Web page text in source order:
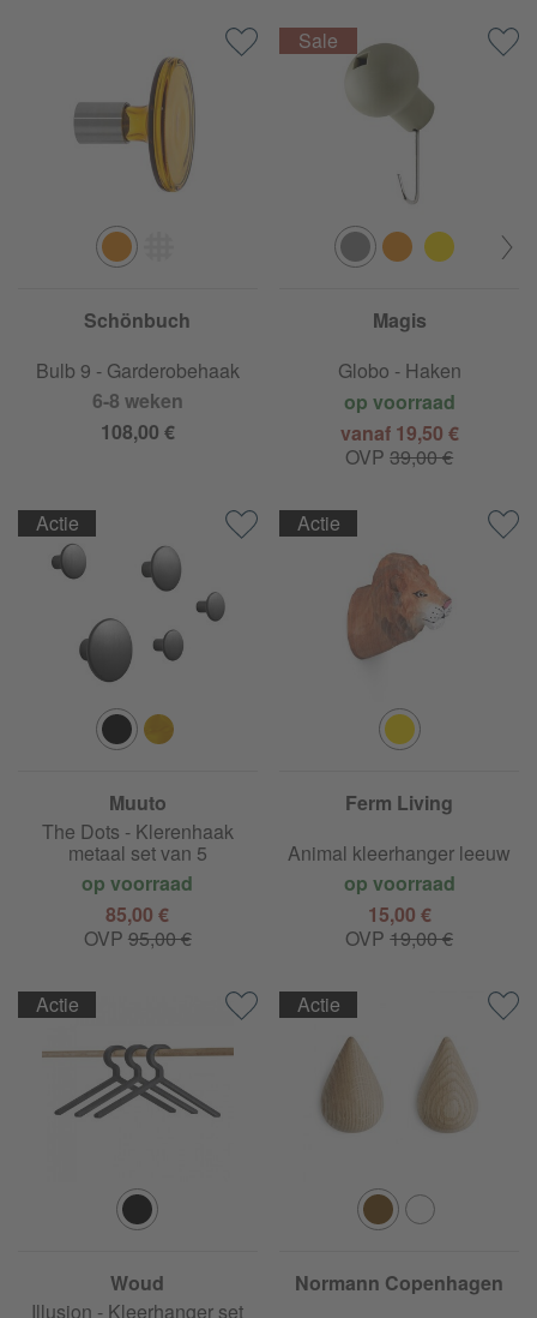
Schönbuch
Bulb 9 - Garderobehaak
6-8 weken
108,00 €
Magis
Globo - Haken
op voorraad
vanaf 19,50 €
OVP39,00 €
Muuto
The Dots - Klerenhaak
metaal set van 5
op voorraad
85,00 €
OVP 95,00 €
Actie
Ferm Living
Animal kleerhanger leeuw
op voorraad
15,00 €
OVP19,00 €
Actie
Woud
Illusion - Kleerhanger set
Actie
Normann Copenhagen
Actie